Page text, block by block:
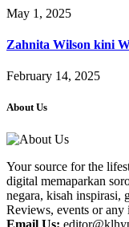
May 1, 2025
Zahnita Wilson kini
February 14, 2025
About Us
Your source for the
digital memaparkan
negara, kisah inspirasi,
Reviews, events or
Email Us: